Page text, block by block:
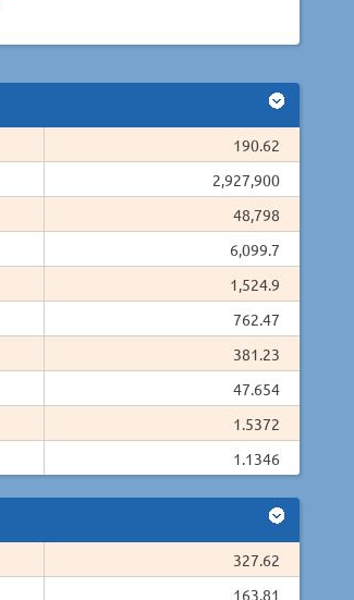
190.62
2,927,900
48,798
6,099.7
1,524.9
762.47
381.23
47.654
1.5372
1.1346
327.62
163.81